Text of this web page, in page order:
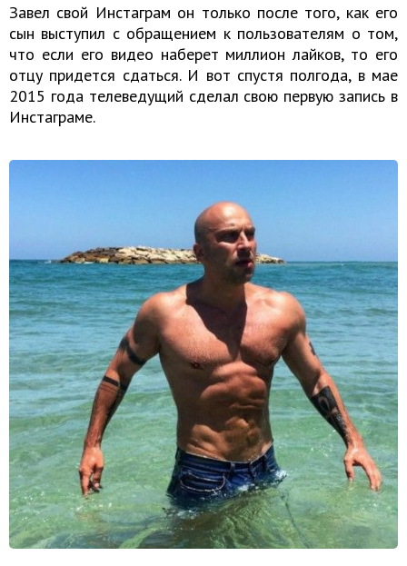
Завел свой Инстаграм он только после того, как его
сын выступил с обращением к пользователям о том,
что если его видео наберет миллион лайков, то его
отцу придется сдаться. И вот спустя полгода, в мае
2015 года телеведущий сделал свою первую запись в
Инстаграме.